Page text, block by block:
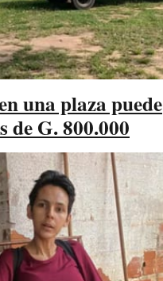
una plaza puede
de G. 800.000